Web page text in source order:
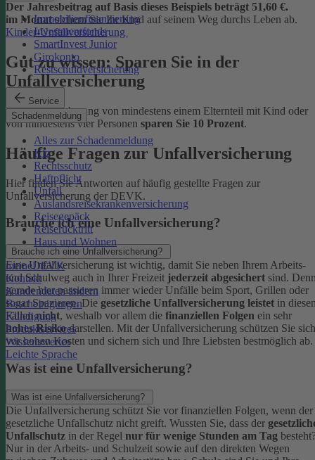
Immobilienfinanzierung
Investmentfonds
SmartInvest Junior
Girokonto
Restschuldversicherung
Service
Schadenmeldung
Alles zur Schadenmeldung
Kfz
Rechtsschutz
Haftpflicht
Unfall
Auslandsreisekrankenversicherung
Reisegepäck
Reiserücktritt
Haus und Wohnen
meineDEVK
Kontakt
Kundendaten ändern
Bescheinigungen
Kündigung
Produktservices
Wissenswertes
Leichte Sprache
Der Jahresbeitrag auf Basis dieses Beispiels beträgt 51,60 €.
im Monatsichern Sie Ihr Kind auf seinem Weg durchs Leben ab.
Kinder-Unfallversicherung
Gut zu wissen: Sparen Sie in der
Unfallversicherung
Bei der Versicherung von mindestens einem Elternteil mit Kind oder
von mindestens vier Personen sparen Sie 10 Prozent.
Häufige Fragen zur Unfallversicherung
Hier finden Sie Antworten auf häufig gestellte Fragen zur
Unfallversicherung der DEVK.
Brauche ich eine Unfallversicherung?
Brauche ich eine Unfallversicherung?
Eine Unfallversicherung ist wichtig, damit Sie neben Ihrem Arbeits-
und Schulweg auch in Ihrer Freizeit jederzeit abgesichert sind.
gerade hier passieren immer wieder Unfälle beim Sport, Grillen oder
sogar Spazieren. Die gesetzliche Unfallversicherung leistet in
Fällennicht, weshalb vor allem die finanziellen Folgen ein sehr
hohes Risikodarstellen. Mit der Unfallversicherung schützen Sie sich
vor hohen Kosten und sichern sich und Ihre Liebsten bestmöglich ab.
Was ist eine Unfallversicherung?
Was ist eine Unfallversicherung?
Die Unfallversicherung schützt Sie vor finanziellen Folgen, wenn der
gesetzliche Unfallschutz nicht greift. Wussten Sie, dass der
Unfallschutz in der Regel nur für wenige Stunden am Tag
Nur in der Arbeits- und Schulzeit sowie auf den direkten Wegen